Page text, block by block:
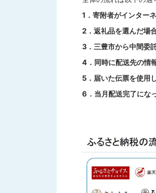
1．寄附者がインター
2．返礼品を選んだ場
3．三豊市から中間委
4．同時に配送先の情
5．届いた伝票を使用
6．当月配送完了にな